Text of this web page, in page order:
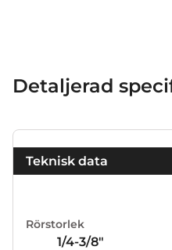
Detaljerad
Teknisk data
Rörstorlek
1/4-3/8"